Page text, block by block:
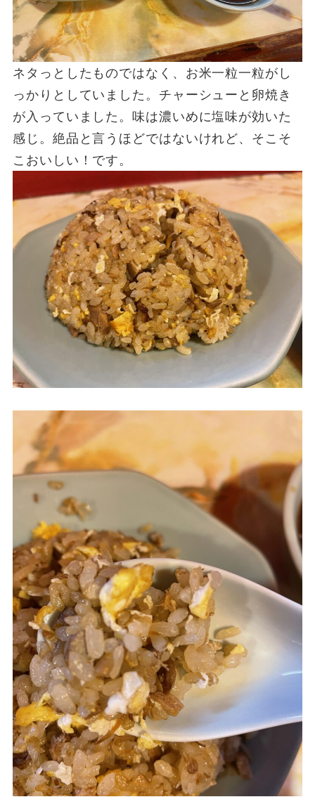
ネタっとしたものではなく、お米一粒一粒がし
っかりとしていました。チャーシューと卵焼き
が入っていました。味は濃いめに塩味が効いた
感じ。絶品と言うほどではないけれど、そこそ
こおいしい！です。